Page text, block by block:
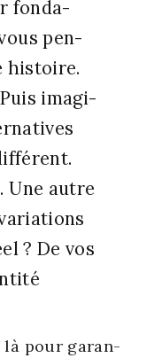
fon­da­
pen­
his­toire.
ima­gi­
Une autre
? De vos
là pour garan­